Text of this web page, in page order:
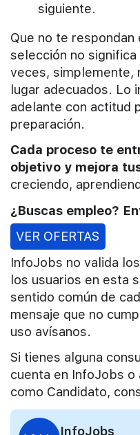
siguiente.
Que no te respondan
selección no
veces, simplemente,
lugar adecuados. Lo
adelante con actitud
preparación.
Cada proceso te
objetivo y mejora
creciendo,
¿Buscas empleo?
VER OFERTAS
InfoJobs no valida
los usuarios en esta
sentido común de
mensaje que no
uso avísanos.
Si tienes alguna
cuenta en InfoJobs o
como Candidato,
InfoJobs